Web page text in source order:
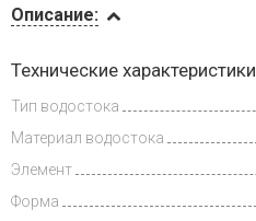
и оплата
Описание:
Технические характеристики
Тип водостока
Материал водостока
Элемент
Форма